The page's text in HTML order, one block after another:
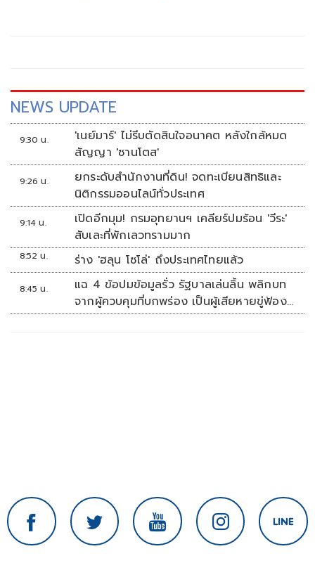
NEWS UPDATE
9:30 น.
'เนย์มาร์' ไม่รีบตัดสินใจอนาคต หลังใกล้หมด
สัญญา 'ซานโตส'
9:26 น.
ยกระดับสำนักงานที่ดิน! จดทะเบียนสิทธิและ
นิติกรรมออนไลน์ทั่วประเทศ
9:14 น.
เปิดอีกมุม! กรมอุทยานฯ เคลียร์ปมร้อน 'วีระ'
สับเละที่พักเลวทรามมาก
8:52 น. ร่าง 'ฮลุน โซโล่' ถึงประเทศไทยแล้ว
8:45 น.
แฉ 4 ข้อปมข้อมูลรั่ว รัฐบาลเล่นลิ้น พลิกบท
จากผู้ควบคุมที่บกพร่อง เป็นผู้เสียหายขู่ฟ้อง
คนเอาความจริงมาพูด